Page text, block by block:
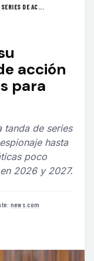
DE AC...
acción
para
tanda de series
hasta
poco
2026 y 2027.
news.com